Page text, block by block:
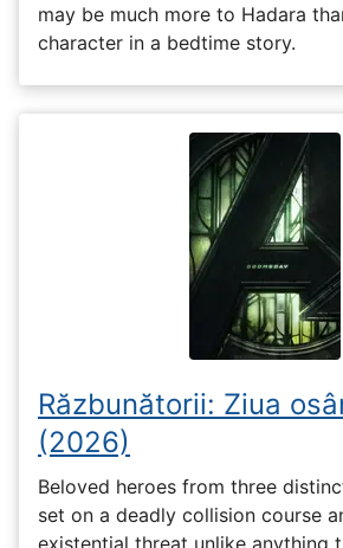
may be much more to Hadara
character in a bedtime story.
Răzbunătorii: Ziua
(2026)
Beloved heroes from three
set on a deadly collision course
existential threat unlike anything